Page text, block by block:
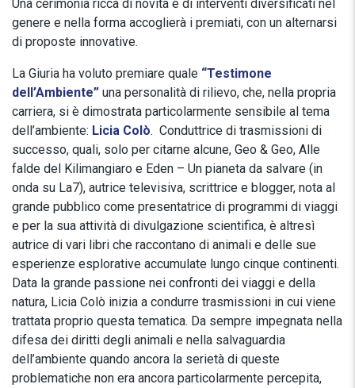
Una cerimonia ricca di novità e di interventi diversificati nel
genere e nella forma accoglierà i premiati, con un alternarsi
di proposte innovative.
La Giuria ha voluto premiare quale “Testimone
dell’Ambiente” una personalità di rilievo, che, nella propria
carriera, si è dimostrata particolarmente sensibile al tema
dell’ambiente: Licia Colò. Conduttrice di trasmissioni di
successo, quali, solo per citarne alcune, Geo & Geo, Alle
falde del Kilimangiaro e Eden – Un pianeta da salvare (in
onda su La7), autrice televisiva, scrittrice e blogger, nota al
grande pubblico come presentatrice di programmi di viaggi
e per la sua attività di divulgazione scientifica, è altresì
autrice di vari libri che raccontano di animali e delle sue
esperienze esplorative accumulate lungo cinque continenti.
Data la grande passione nei confronti dei viaggi e della
natura, Licia Colò inizia a condurre trasmissioni in cui viene
trattata proprio questa tematica. Da sempre impegnata nella
difesa dei diritti degli animali e nella salvaguardia
dell’ambiente quando ancora la serietà di queste
problematiche non era ancora particolarmente percepita,